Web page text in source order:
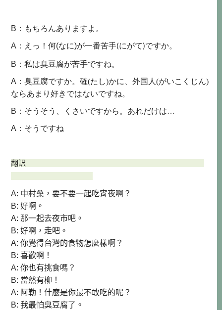
B ： もちろんありますよ。
A ： えっ！何(なに)が一番苦手(にがて)ですか。
B ：私は臭豆腐が苦手ですね。
A ：臭豆腐ですか。確(たし)かに、外国人(がいこくじん)
ならあまり好きではないですね。
B ： そうそう、くさいですから。あれだけは…
A ： そうですね
翻訳
A: 中村桑，要不要一起吃宵夜啊？
B: 好啊。
A: 那一起去夜市吧。
B: 好啊，走吧。
A: 你覺得台灣的食物怎麼樣啊？
B: 喜歡啊！
A: 你也有挑食嗎？
B: 當然有柳！
A: 阿勒！什麼是你最不敢吃的呢？
B: 我最怕臭豆腐了。